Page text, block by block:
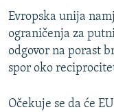
POPLAVE I KLIZIŠTA U
TV LIBERTY
POST SCRIPTUM
TRI DECENIJE OD RATA
Sve RFE/RL
Evropska unija
ograničenja za
odgovor na porast
spor oko
Očekuje se da će